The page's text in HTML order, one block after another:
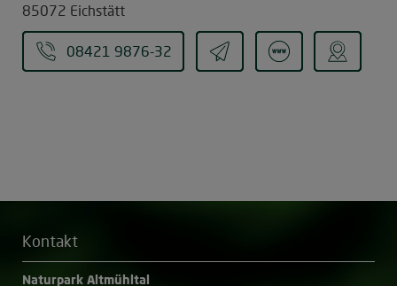
85072 Eichstätt
08421 9876-32
Kontakt
Naturpark Altmühltal